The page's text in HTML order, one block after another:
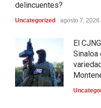
delincuentes?
Uncategorized agosto 7, 2026
El
Sinaloa